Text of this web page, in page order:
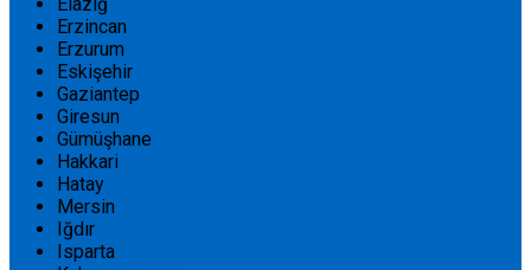
Erzincan
Erzurum
Eskişehir
Gaziantep
Giresun
Gümüşhane
Hakkari
Hatay
Mersin
Iğdır
Isparta